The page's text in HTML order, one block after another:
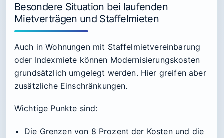
Besondere Situation bei laufenden
Mietverträgen und Staffelmieten
Auch in Wohnungen mit Staffelmietvereinbarung
oder Indexmiete können Modernisierungskosten
grundsätzlich umgelegt werden. Hier greifen aber
zusätzliche Einschränkungen.
Wichtige Punkte sind:
Die Grenzen von 8 Prozent der Kosten und die